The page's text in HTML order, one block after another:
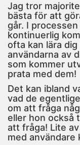
Jag tror
bästa för att
går. I
kontinuerlig
ofta kan lära
användarna av
som kommer
prata med dem!
Det kan ibland
vad de
om att fråga
eller hon också
att fråga! Lite
med användare